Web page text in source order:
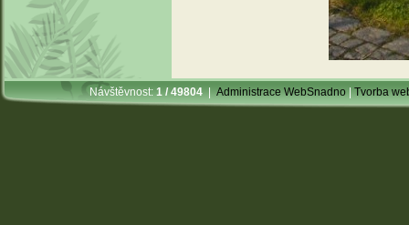
Návštěvnost:1 / 49804|Administrace WebSnadno|Tvorba